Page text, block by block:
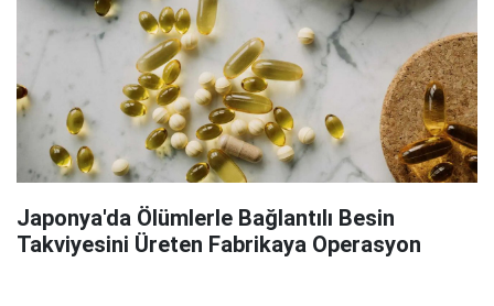
Japonya'da Ölümlerle Bağlantılı Besin
Takviyesini Üreten Fabrikaya Operasyon